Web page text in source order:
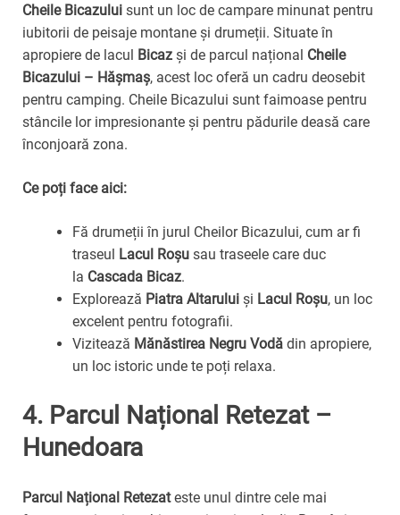
Cheile Bicazului sunt un loc de campare minunat pentru
iubitorii de peisaje montane și drumeții. Situate în
apropiere de lacul Bicaz și de parcul național Cheile
Bicazului – Hășmaș, acest loc oferă un cadru deosebit
pentru camping. Cheile Bicazului sunt faimoase pentru
stâncile lor impresionante și pentru pădurile deasă care
înconjoară zona.
Ce poți face aici:
Fă drumeții în jurul Cheilor Bicazului, cum ar fi
traseul Lacul Roșu sau traseele care duc
la Cascada Bicaz.
Explorează Piatra Altarului și Lacul Roșu, un loc
excelent pentru fotografii.
Vizitează Mănăstirea Negru Vodă din apropiere,
un loc istoric unde te poți relaxa.
4. Parcul Național Retezat –
Hunedoara
Parcul Național Retezateste unul dintre cele mai